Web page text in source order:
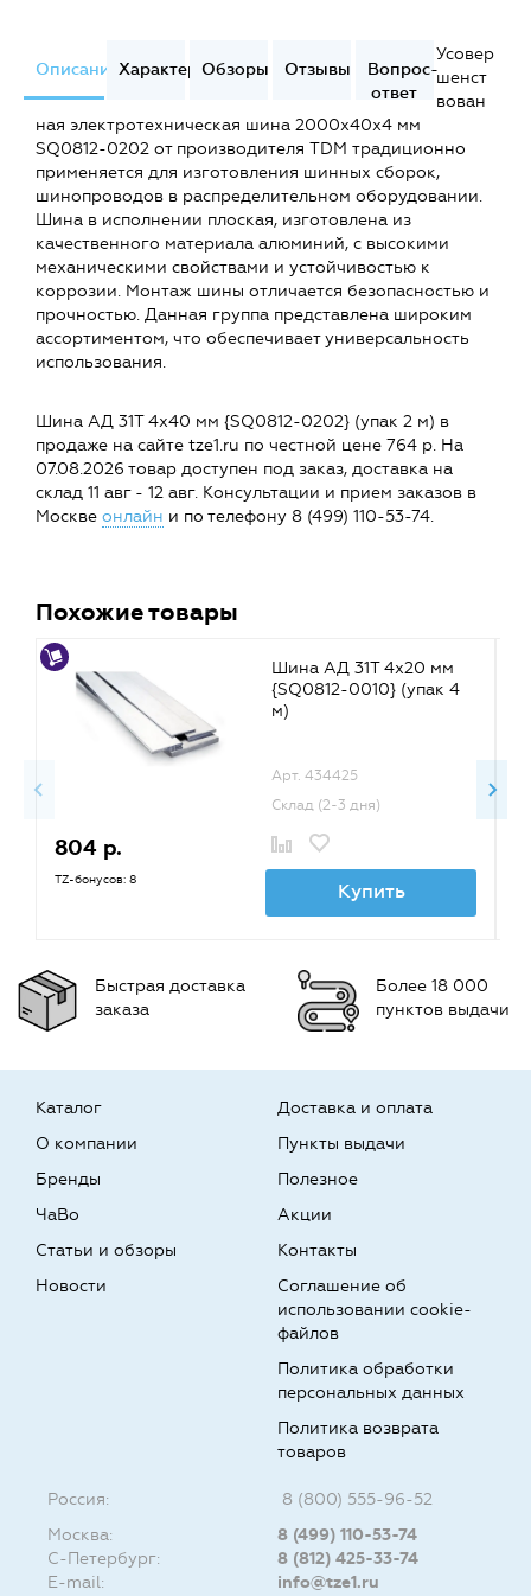
ОписаниеХарактеристики
Обзоры Отзывы
Вопрос-
ответ
Усовер
шенст
вован
ная электротехническая шина 2000x40x4 мм
SQ0812-0202 от производителя TDM традиционно
применяется для изготовления шинных сборок,
шинопроводов в распределительном оборудовании.
Шина в исполнении плоская, изготовлена из
качественного материала алюминий, с высокими
механическими свойствами и устойчивостью к
коррозии. Монтаж шины отличается безопасностью и
прочностью. Данная группа представлена широким
ассортиментом, что обеспечивает универсальность
использования.
Шина АД 31Т 4х40 мм {SQ0812-0202} (упак 2 м) в
продаже на сайте tze1.ru по честной цене 764 р. На
07.08.2026 товар доступен под заказ, доставка на
склад 11 авг - 12 авг. Консультации и прием заказов в
Москве онлайн и по телефону 8 (499) 110-53-74.
Похожие товары
Шина АД 31Т 4х20 мм
{SQ0812-0010} (упак 4
м)
Арт. 434425
Склад (2-3 дня)
804 р.
TZ-бонусов: 8 Купить
Быстрая доставка
заказа
Более 18 000
пунктов выдачи
Каталог
О компании
Бренды
Доставка и оплата
Пункты выдачи
Полезное
ЧаВо
Статьи и обзоры
Новости
Акции
Контакты
Соглашение об
использовании cookie-
файлов
Политика обработки
персональных данных
Политика возврата
товаров
Россия:
8 (800) 555-96-52
Москва:
8 (499) 110-53-74
С-Петербург:
8 (812) 425-33-74
E-mail:
info@tze1.ru